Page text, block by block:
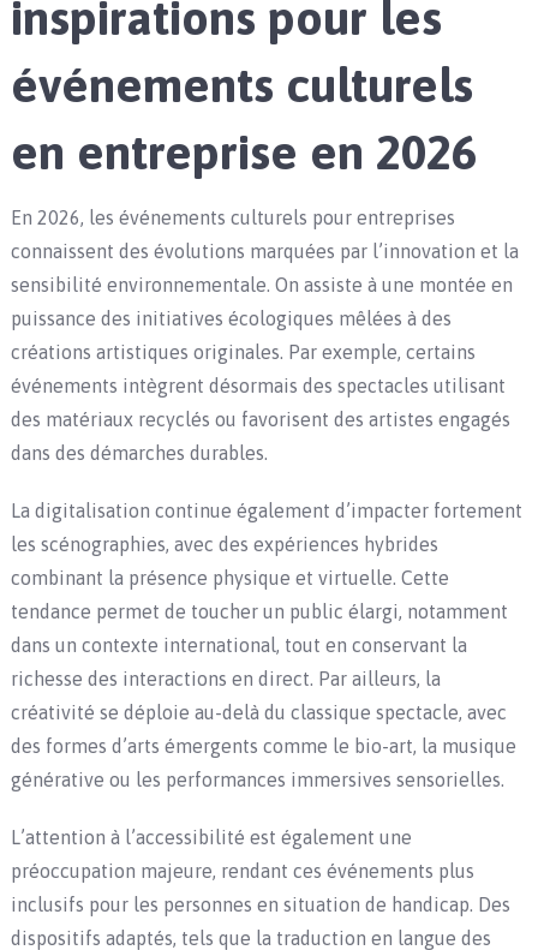
inspirations pour les
événements culturels
en entreprise en 2026
En 2026, les événements culturels pour entreprises
connaissent des évolutions marquées par l’innovation et la
sensibilité environnementale. On assiste à une montée en
puissance des initiatives écologiques mêlées à des
créations artistiques originales. Par exemple, certains
événements intègrent désormais des spectacles utilisant
des matériaux recyclés ou favorisent des artistes engagés
dans des démarches durables.
La digitalisation continue également d’impacter fortement
les scénographies, avec des expériences hybrides
combinant la présence physique et virtuelle. Cette
tendance permet de toucher un public élargi, notamment
dans un contexte international, tout en conservant la
richesse des interactions en direct. Par ailleurs, la
créativité se déploie au-delà du classique spectacle, avec
des formes d’arts émergents comme le bio-art, la musique
générative ou les performances immersives sensorielles.
L’attention à l’accessibilité est également une
préoccupation majeure, rendant ces événements plus
inclusifs pour les personnes en situation de handicap. Des
dispositifs adaptés, tels que la traduction en langue des